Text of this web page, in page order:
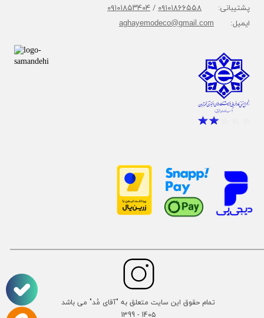
تمام حقوق این سایت متعلق به "آقای مُد" می باشد
14۰۵ - 1399
پشتیبانی: ۰۹۱۰۱۸۶۶۵۵۸/۰۹۱۰۱۸۵۳۴۰۴
ایمیل: aghayemodeco@gmail.com